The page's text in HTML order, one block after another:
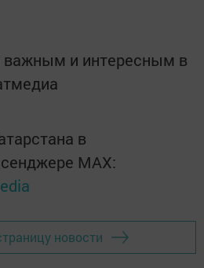
и интересным в
в
MАХ:
новости